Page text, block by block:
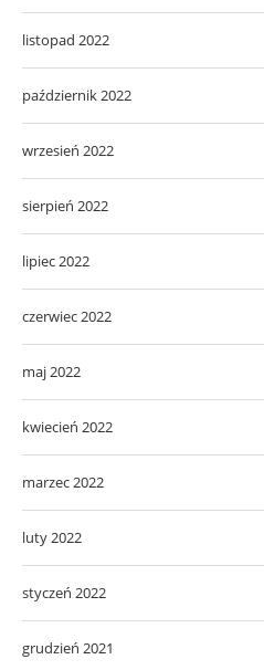
listopad 2022
październik 2022
wrzesień 2022
sierpień 2022
lipiec 2022
czerwiec 2022
maj 2022
kwiecień 2022
marzec 2022
luty 2022
styczeń 2022
grudzień 2021